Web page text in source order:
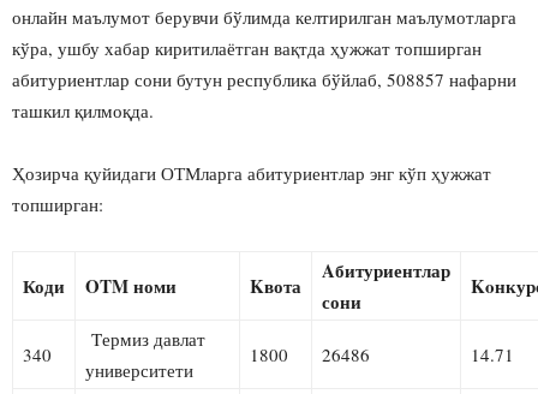
онлайн маълумот берувчи бўлимда келтирилган маълумотларга
кўра, ушбу хабар киритилаётган вақтда ҳужжат топширган
абитуриентлар сони бутун республика бўйлаб, 508857 нафарни
ташкил қилмоқда.
Ҳозирча қуйидаги ОТМларга абитуриентлар энг кўп ҳужжат
топширган:
Коди OTM номи Kвота
Aбитуриентлар
сони
340
Tермиз давлат
университети
1800 26486 14.71